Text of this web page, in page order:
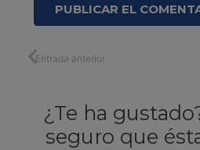
PUBLICAR EL
Entrada anterior
¿Te ha
seguro que